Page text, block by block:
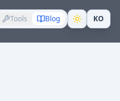
Tools Blog KO